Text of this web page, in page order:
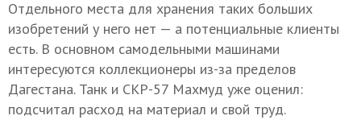
Отдельного места для хранения таких больших
изобретений у него нет — а потенциальные клиенты
есть. В основном самодельными машинами
интересуются коллекционеры из-за пределов
Дагестана. Танк и СКР-57 Махмуд уже оценил:
подсчитал расход на материал и свой труд.